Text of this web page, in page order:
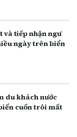
và tiếp nhận ngư
ngày trên biển
du khách nước
cuốn trôi mất